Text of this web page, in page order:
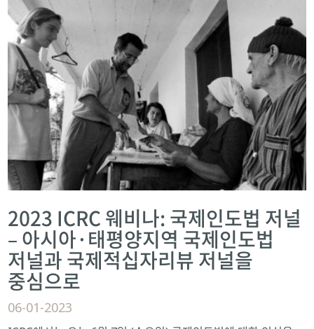
2023 ICRC 웨비나: 국제인도법 저널
– 아시아·태평양지역 국제인도법
저널과 국제적십자리뷰 저널을
중심으로
06-01-2023